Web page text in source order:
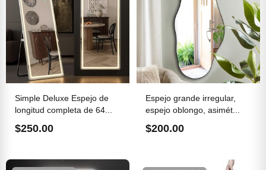
Simple Deluxe Espejo de
longitud completa de 64...
$250.00
Espejo grande irregular,
espejo oblongo, asimét...
$200.00